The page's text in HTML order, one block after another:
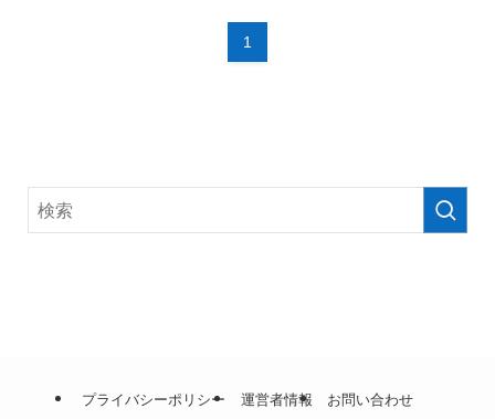
1
プライバシーポリシー 運営者情報 お問い合わせ